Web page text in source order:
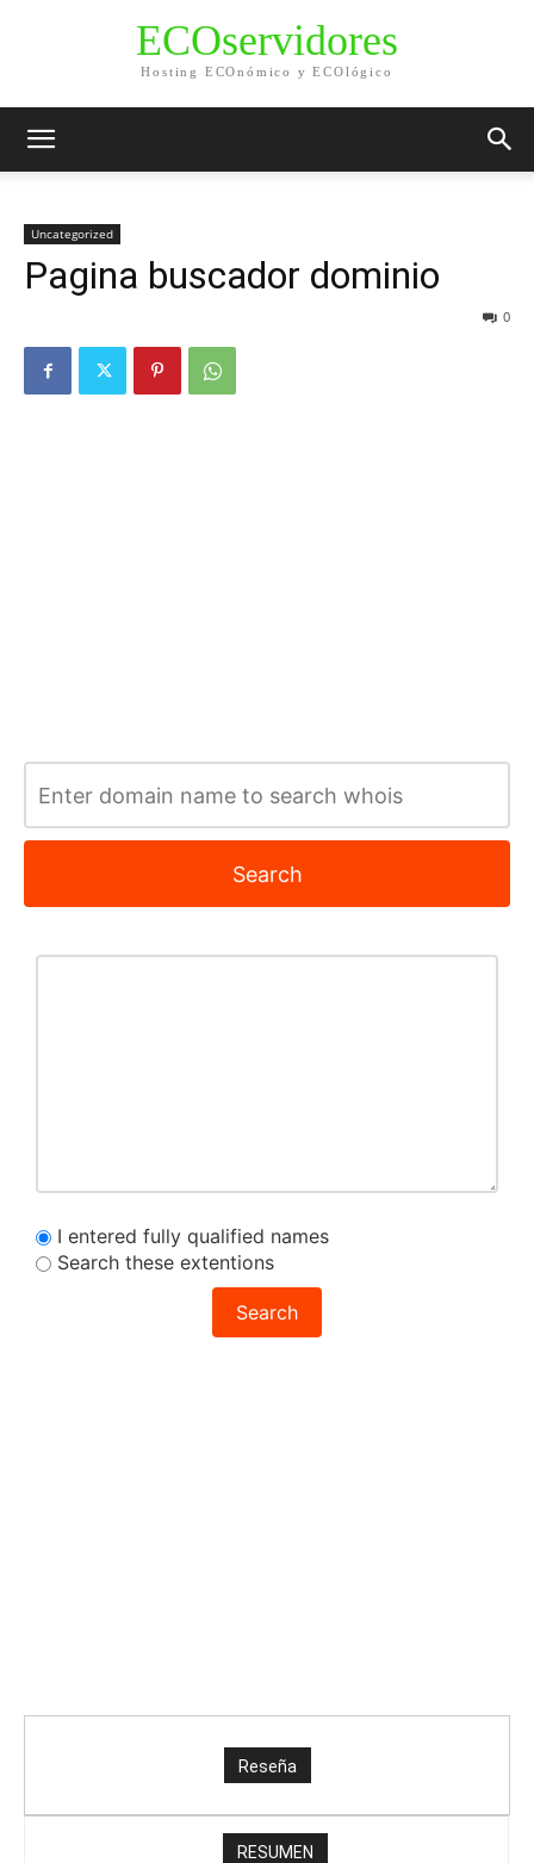
ECOservidores
Hosting ECOnómico y ECOlógico
Uncategorized
Pagina buscador dominio
0
Search
I entered fully qualified names
Search these extentions
Search
Reseña
RESUMEN